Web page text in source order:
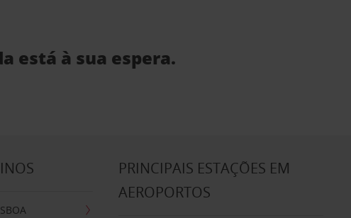
está à sua espera.
PRINCIPAIS ESTAÇÕES EM
AEROPORTOS